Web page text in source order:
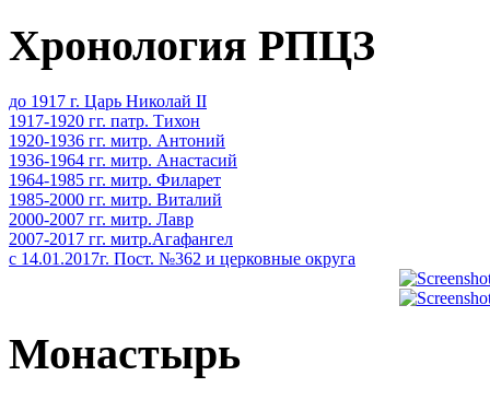
Хронология РПЦЗ
до 1917 г. Царь Николай II
1917-1920 гг. патр. Тихон
1920-1936 гг. митр. Антоний
1936-1964 гг. митр. Анастасий
1964-1985 гг. митр. Филарет
1985-2000 гг. митр. Виталий
2000-2007 гг. митр. Лавр
2007-2017 гг. митр.Агафангел
с 14.01.2017г. Пост. №362 и церковные округа
Монастырь